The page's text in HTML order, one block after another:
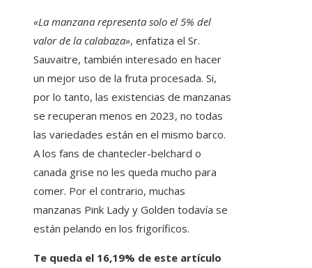
«La manzana representa solo el 5% del
valor de la calabaza», enfatiza el Sr.
Sauvaitre, también interesado en hacer
un mejor uso de la fruta procesada. Si,
por lo tanto, las existencias de manzanas
se recuperan menos en 2023, no todas
las variedades están en el mismo barco.
A los fans de chantecler-belchard o
canada grise no les queda mucho para
comer. Por el contrario, muchas
manzanas Pink Lady y Golden todavía se
están pelando en los frigoríficos.
Te queda el 16,19% de este artículo